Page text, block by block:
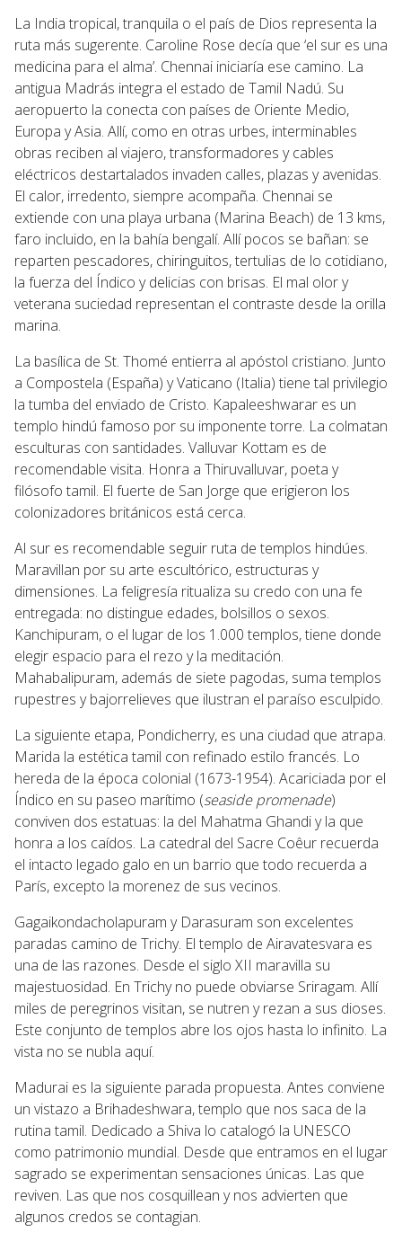
La India tropical, tranquila o el país de Dios representa la
ruta más sugerente. Caroline Rose decía que ‘el sur es una
medicina para el alma’. Chennai iniciaría ese camino. La
antigua Madrás integra el estado de Tamil Nadú. Su
aeropuerto la conecta con países de Oriente Medio,
Europa y Asia. Allí, como en otras urbes, interminables
obras reciben al viajero, transformadores y cables
eléctricos destartalados invaden calles, plazas y avenidas.
El calor, irredento, siempre acompaña. Chennai se
extiende con una playa urbana (Marina Beach) de 13 kms,
faro incluido, en la bahía bengalí. Allí pocos se bañan: se
reparten pescadores, chiringuitos, tertulias de lo cotidiano,
la fuerza del Índico y delicias con brisas. El mal olor y
veterana suciedad representan el contraste desde la orilla
marina.
La basílica de St. Thomé entierra al apóstol cristiano. Junto
a Compostela (España) y Vaticano (Italia) tiene tal privilegio
la tumba del enviado de Cristo. Kapaleeshwarar es un
templo hindú famoso por su imponente torre. La colmatan
esculturas con santidades. Valluvar Kottam es de
recomendable visita. Honra a Thiruvalluvar, poeta y
filósofo tamil. El fuerte de San Jorge que erigieron los
colonizadores británicos está cerca.
Al sur es recomendable seguir ruta de templos hindúes.
Maravillan por su arte escultórico, estructuras y
dimensiones. La feligresía ritualiza su credo con una fe
entregada: no distingue edades, bolsillos o sexos.
Kanchipuram, o el lugar de los 1.000 templos, tiene donde
elegir espacio para el rezo y la meditación.
Mahabalipuram, además de siete pagodas, suma templos
rupestres y bajorrelieves que ilustran el paraíso esculpido.
La siguiente etapa, Pondicherry, es una ciudad que atrapa.
Marida la estética tamil con refinado estilo francés. Lo
hereda de la época colonial (1673-1954). Acariciada por el
Índico en su paseo marítimo (seaside promenade)
conviven dos estatuas: la del Mahatma Ghandi y la que
honra a los caídos. La catedral del Sacre Coêur recuerda
el intacto legado galo en un barrio que todo recuerda a
París, excepto la morenez de sus vecinos.
Gagaikondacholapuram y Darasuram son excelentes
paradas camino de Trichy. El templo de Airavatesvara es
una de las razones. Desde el siglo XII maravilla su
majestuosidad. En Trichy no puede obviarse Sriragam. Allí
miles de peregrinos visitan, se nutren y rezan a sus dioses.
Este conjunto de templos abre los ojos hasta lo infinito. La
vista no se nubla aquí.
Madurai es la siguiente parada propuesta. Antes conviene
un vistazo a Brihadeshwara, templo que nos saca de la
rutina tamil. Dedicado a Shiva lo catalogó la UNESCO
como patrimonio mundial. Desde que entramos en el lugar
sagrado se experimentan sensaciones únicas. Las que
reviven. Las que nos cosquillean y nos advierten que
algunos credos se contagian.